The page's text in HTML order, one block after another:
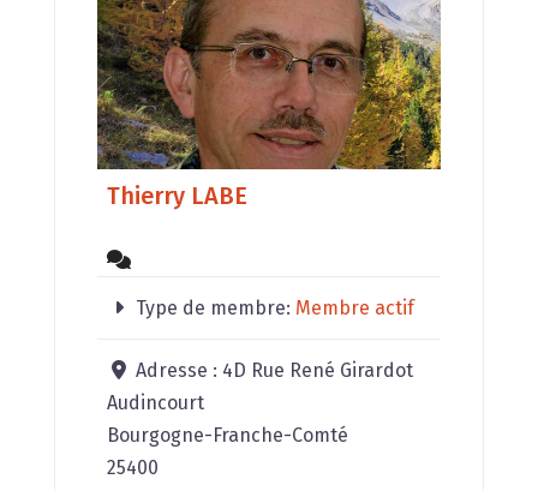
Thierry LABE
Type de membre: Membre actif
Adresse : 4D Rue René Girardot
Audincourt
Bourgogne-Franche-Comté
25400